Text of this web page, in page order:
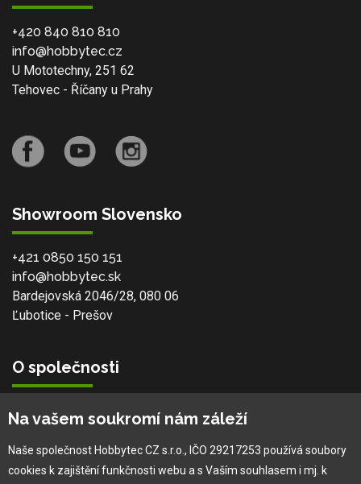
+420 840 810 810
info@hobbytec.cz
U Mototechny, 251 62
Tehovec - Říčany u Prahy
Showroom Slovensko
+421 0850 150 151
info@hobbytec.sk
Bardejovská 2046/28, 080 06
Ľubotice - Prešov
O společnosti
Vlastní výroba
Náš tým
O nás
Na vašem soukromí nám záleží
Naše společnost Hobbytec CZ s.r.o., IČO 29217253 používá soubory
cookies k zajištění funkčnosti webu a s Vaším souhlasem i mj. k